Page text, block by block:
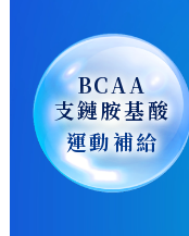
BCAA
支鏈胺基酸
運動補給